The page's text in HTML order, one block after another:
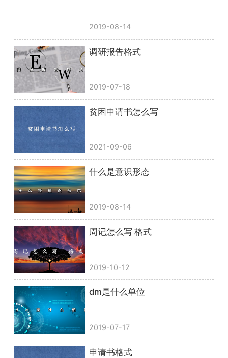
2019-08-14
调研报告格式
2019-07-18
贫困申请书怎么写
2021-09-06
什么是意识形态
2019-08-14
周记怎么写 格式
2019-10-12
dm是什么单位
2019-07-17
申请书格式